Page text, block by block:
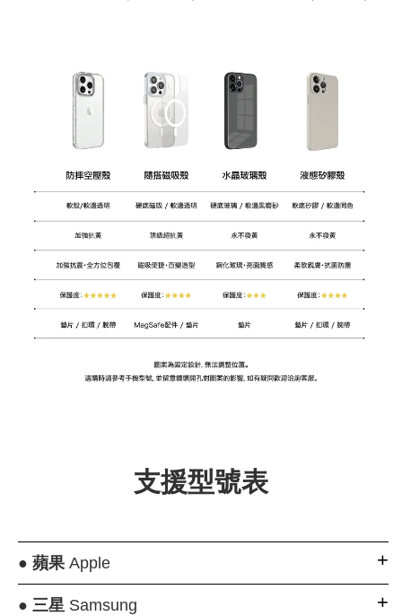
支援型號表
● 蘋果Apple
● 三星Samsung